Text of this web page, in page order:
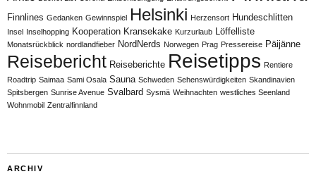
Finnlines Gedanken Gewinnspiel Helsinki Herzensort Hundeschlitten
Insel Inselhopping Kooperation Kransekake Kurzurlaub Löffelliste
Monatsrückblick nordlandfieber NordNerds Norwegen Prag Pressereise Päijänne
Reisebericht Reiseberichte Reisetipps Rentiere
Roadtrip Saimaa Sami Osala Sauna Schweden Sehenswürdigkeiten Skandinavien
Spitsbergen Sunrise Avenue Svalbard Sysmä Weihnachten westliches Seenland
Wohnmobil Zentralfinnland
ARCHIV